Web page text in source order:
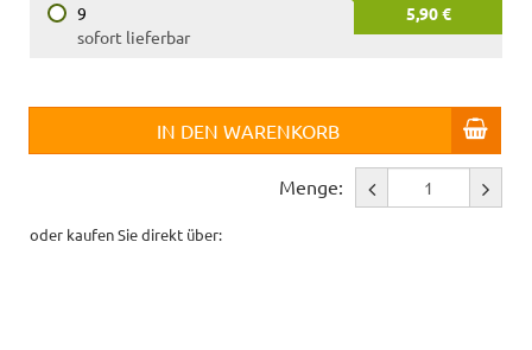
9
5,90 €
sofort lieferbar
IN DEN WARENKORB
Menge:
oder kaufen Sie direkt über: